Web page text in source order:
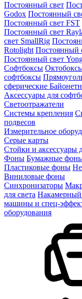
Постоянный свет
Godox Постоянный
Постоянный свет FST
Постоянный свет
свет SmallRig
Rotolight Постоянный
Постоянный свет
Софтбоксы
софтбоксы
сферические
Аксессуары для
Светоотражатели
Системы крепления
подвесов
Измерительное
Серые карты
Стойки и аксессуары
Фоны Бумажные
Пластиковые фоны
Виниловые фоны
Синхронизаторы
для света Накамерный
машины и спец-
оборудования